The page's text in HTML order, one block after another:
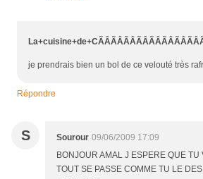
je prendrais bien un bol de ce velouté très
Répondre
S Sourour 09/06/2009 17:09
BONJOUR AMAL J ESPERE QUE TU
TOUT SE PASSE COMME TU LE